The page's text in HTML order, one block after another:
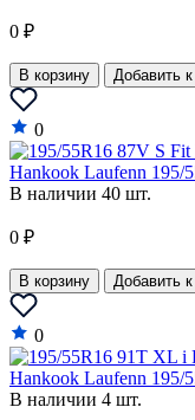
0 ₽
В корзину Добавить
0
Hankook Laufenn
В наличии 40 шт.
0 ₽
В корзину Добавить
0
Hankook Laufenn
В наличии 4 шт.